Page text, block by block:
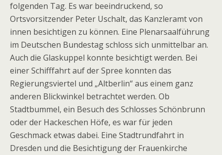
folgenden Tag. Es war beeindruckend, so
Ortsvorsitzender Peter Uschalt, das Kanzleramt von
innen besichtigen zu können. Eine Plenarsaalführung
im Deutschen Bundestag schloss sich unmittelbar an.
Auch die Glaskuppel konnte besichtigt werden. Bei
einer Schifffahrt auf der Spree konnten das
Regierungsviertel und „Altberlin“ aus einem ganz
anderen Blickwinkel betrachtet werden. Ob
Stadtbummel, ein Besuch des Schlosses Schönbrunn
oder der Hackeschen Höfe, es war für jeden
Geschmack etwas dabei. Eine Stadtrundfahrt in
Dresden und die Besichtigung der Frauenkirche